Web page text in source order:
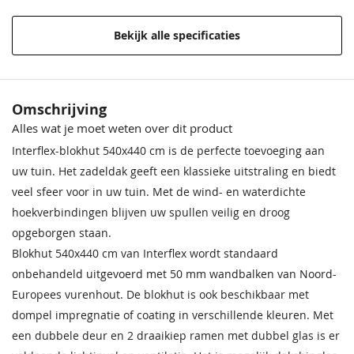
68,50
Bentheimergeel
68,50
Zomergeel
68,50
68,50
Donkereiken
68,50
Noten
68,50
Impregneervloeistof
zwart, 2,5L
37,95
Impregneervloeistof Red
Class Wood, 2,5L
37,95
Impregneervloeistof
68,50
Bentheimergeel
68,50
Zomergeel
68,50
Funderingsmaat 510x410 cm
Materiaal Onbehandeld vurenhout
Houtsoort Onbehandeld vurenhout
Incl. berging Met berging
Afmeting (LxB) 540x440 cm
Ramen
Deur
Dubbele deur 155 x 201
cm
Wandhoogte
Bekijk alle specificaties
Omschrijving
Alles wat je moet weten over dit product
Interflex-blokhut 540x440 cm is de perfecte toevoeging aan
uw tuin. Het zadeldak geeft een klassieke uitstraling en biedt
veel sfeer voor in uw tuin. Met de wind- en waterdichte
hoekverbindingen blijven uw spullen veilig en droog
opgeborgen staan.
Blokhut 540x440 cm van Interflex wordt standaard
onbehandeld uitgevoerd met 50 mm wandbalken van Noord-
Europees vurenhout. De blokhut is ook beschikbaar met
dompel impregnatie of coating in verschillende kleuren. Met
een dubbele deur en 2 draaikiep ramen met dubbel glas is er